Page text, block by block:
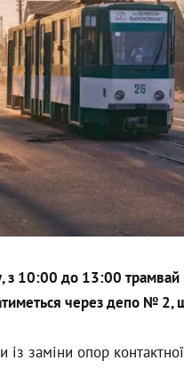
з 10:00 до 13:00 трамвай
через депо № 2,
із заміни опор